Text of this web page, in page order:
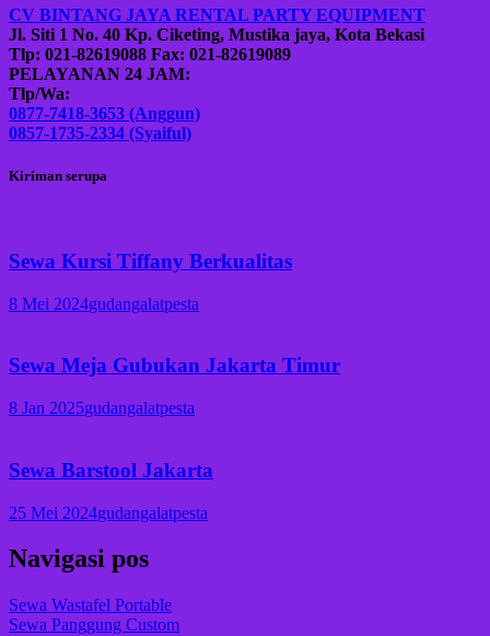
CV BINTANG JAYA RENTAL PARTY EQUIPMENT
Jl. Siti 1 No. 40 Kp. Ciketing, Mustika jaya, Kota Bekasi
Tlp: 021-82619088 Fax: 021-82619089
PELAYANAN 24 JAM:
Tlp/Wa:
0877-7418-3653 (Anggun)
0857-1735-2334 (Syaiful)
Kiriman serupa
Sewa Kursi Tiffany Berkualitas
8 Mei 2024gudangalatpesta
Sewa Meja Gubukan Jakarta Timur
8 Jan 2025gudangalatpesta
Sewa Barstool Jakarta
25 Mei 2024gudangalatpesta
Navigasi pos
Sewa Wastafel Portable
Sewa Panggung Custom